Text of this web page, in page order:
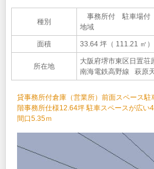
種別
事務所付 駐車場付
地域
面積 33.64 坪（ 111.21 ㎡）
所在地
大阪府堺市東区日置荘
南海電鉄高野線 萩原
貸事務所付倉庫（営業所）前面スペー
階事務所仕様12.64坪 駐車スペースが広
間口5.35ｍ